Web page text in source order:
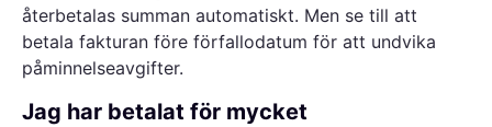
återbetalas summan automatiskt. Men se till att
betala fakturan före förfallodatum för att undvika
påminnelseavgifter.
Jag har betalat för mycket